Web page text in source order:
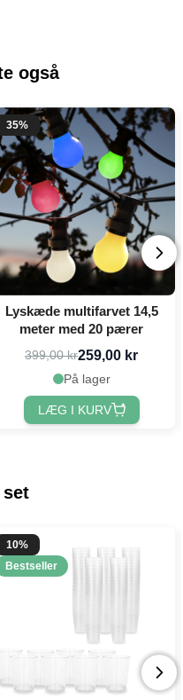
også
35%
Lyskæde multifarvet 14,5
meter med 20 pærer
399,00 kr259,00 kr
På lager
LÆG I KURV
set
10%
Bestseller